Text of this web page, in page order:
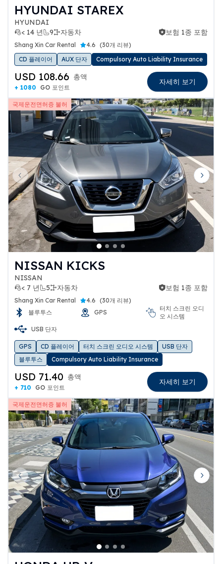
HYUNDAI STAREX
HYUNDAI
< 14 년
9 자동차
보험 1종 포함 보험 1종 포함
Shang Xin Car Rental 4.6 (30개 리뷰)
CD 플레이어
AUX 단자 Compulsory Auto Liability Insurance
USD 108.66 총액
+ 1080 GO 포인트
자세히 보기
국제운전면허증 불허
Previous slide Next
NISSAN KICKS
NISSAN
< 7 년
5 자동차
보험 1종 포함 보험 1종 포함
Shang Xin Car Rental 4.6 (30개 리뷰)
블루투스
GPS
터치 스크린 오디
오 시스템
USB 단자
GPS CD 플레이어 터치 스크린 오디오 시스템
USB 단자
블루투스
Compulsory Auto Liability Insurance
USD 71.40 총액
+ 710 GO 포인트
자세히 보기
국제운전면허증 불허
Previous slide Next